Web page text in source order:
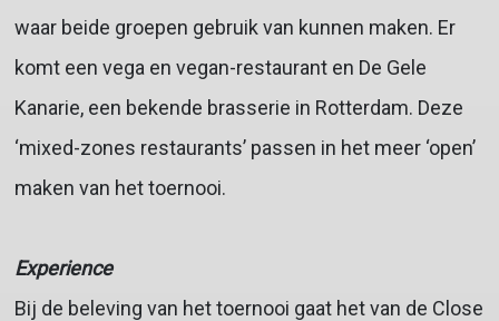
waar beide groepen gebruik van kunnen maken. Er
komt een vega en vegan-restaurant en De Gele
Kanarie, een bekende brasserie in Rotterdam. Deze
‘mixed-zones restaurants’ passen in het meer ‘open’
maken van het toernooi.
Experience
Bij de beleving van het toernooi gaat het van de Close